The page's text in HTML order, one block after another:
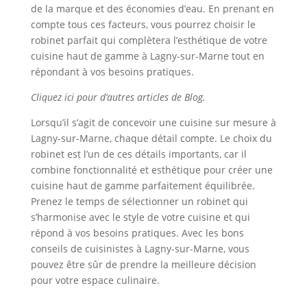
de la marque et des économies d’eau. En prenant en
compte tous ces facteurs, vous pourrez choisir le
robinet parfait qui complètera l’esthétique de votre
cuisine haut de gamme à Lagny-sur-Marne tout en
répondant à vos besoins pratiques.
Cliquez ici pour d’autres articles de Blog.
Lorsqu’il s’agit de concevoir une cuisine sur mesure à
Lagny-sur-Marne, chaque détail compte. Le choix du
robinet est l’un de ces détails importants, car il
combine fonctionnalité et esthétique pour créer une
cuisine haut de gamme parfaitement équilibrée.
Prenez le temps de sélectionner un robinet qui
s’harmonise avec le style de votre cuisine et qui
répond à vos besoins pratiques. Avec les bons
conseils de cuisinistes à Lagny-sur-Marne, vous
pouvez être sûr de prendre la meilleure décision
pour votre espace culinaire.